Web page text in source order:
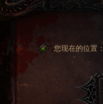
您现在的位置：